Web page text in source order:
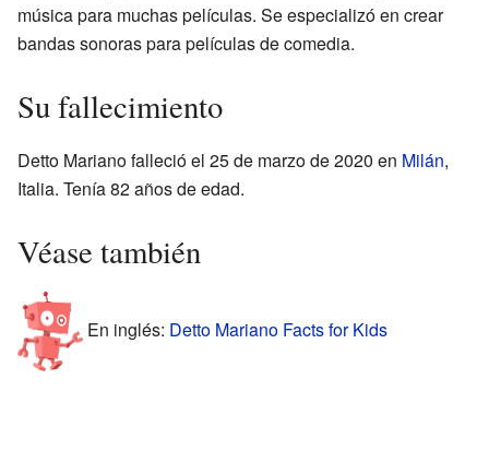
música para muchas películas. Se especializó en crear
bandas sonoras para películas de comedia.
Su fallecimiento
Detto Mariano falleció el 25 de marzo de 2020 en Milán,
Italia. Tenía 82 años de edad.
Véase también
En inglés: Detto Mariano Facts for Kids